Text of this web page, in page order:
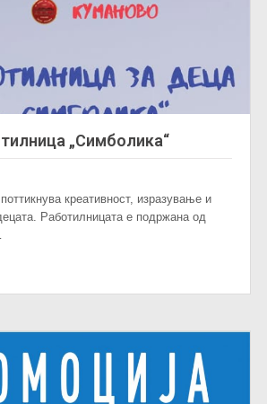
„Симболика“
креативност, изразување и
Работилницата е подржана од